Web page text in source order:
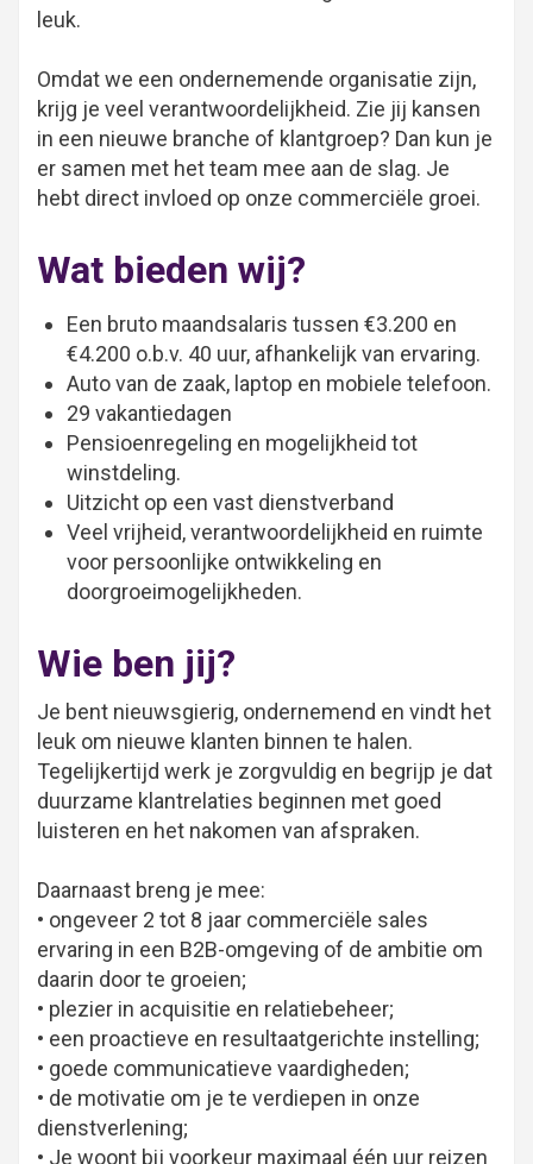
leuk.
Omdat we een ondernemende organisatie zijn,
krijg je veel verantwoordelijkheid. Zie jij kansen
in een nieuwe branche of klantgroep? Dan kun je
er samen met het team mee aan de slag. Je
hebt direct invloed op onze commerciële groei.
Wat bieden wij?
Een bruto maandsalaris tussen €3.200 en
€4.200 o.b.v. 40 uur, afhankelijk van ervaring.
Auto van de zaak, laptop en mobiele telefoon.
29 vakantiedagen
Pensioenregeling en mogelijkheid tot
winstdeling.
Uitzicht op een vast dienstverband
Veel vrijheid, verantwoordelijkheid en ruimte
voor persoonlijke ontwikkeling en
doorgroeimogelijkheden.
Wie ben jij?
Je bent nieuwsgierig, ondernemend en vindt het
leuk om nieuwe klanten binnen te halen.
Tegelijkertijd werk je zorgvuldig en begrijp je dat
duurzame klantrelaties beginnen met goed
luisteren en het nakomen van afspraken.
Daarnaast breng je mee:
• ongeveer 2 tot 8 jaar commerciële sales
ervaring in een B2B-omgeving of de ambitie om
daarin door te groeien;
• plezier in acquisitie en relatiebeheer;
• een proactieve en resultaatgerichte instelling;
• goede communicatieve vaardigheden;
• de motivatie om je te verdiepen in onze
dienstverlening;
• Je woont bij voorkeur maximaal één uur reizen